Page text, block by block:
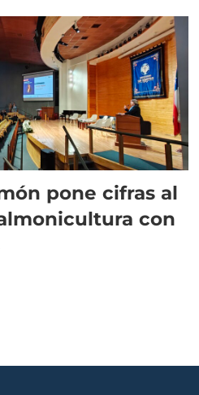
pone cifras al
con